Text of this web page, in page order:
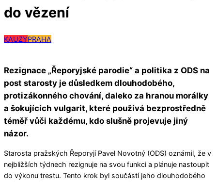
do vězení
KAUZYPRAHA
Rezignace „Řeporyjské parodie“ a politika z ODS na
post starosty je důsledkem dlouhodobého,
protizákonného chování, daleko za hranou morálky
a šokujících vulgarit, které používá bezprostředně
téměř vůči každému, kdo slušně projevuje jiný
názor.
Starosta pražských Řeporyjí Pavel Novotný (ODS) oznámil, že v
nejbližších týdnech rezignuje na svou funkci a plánuje nastoupit
do výkonu trestu. Tento krok byl součástí jeho dlouhodobého